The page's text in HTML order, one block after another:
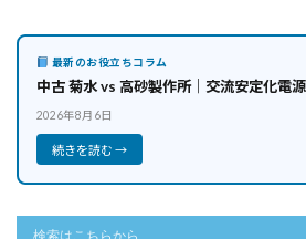
最新のお役立ちコラム
中古 菊水 vs 高砂製作所｜交流安定化電
2026年8月6日
続きを読む →